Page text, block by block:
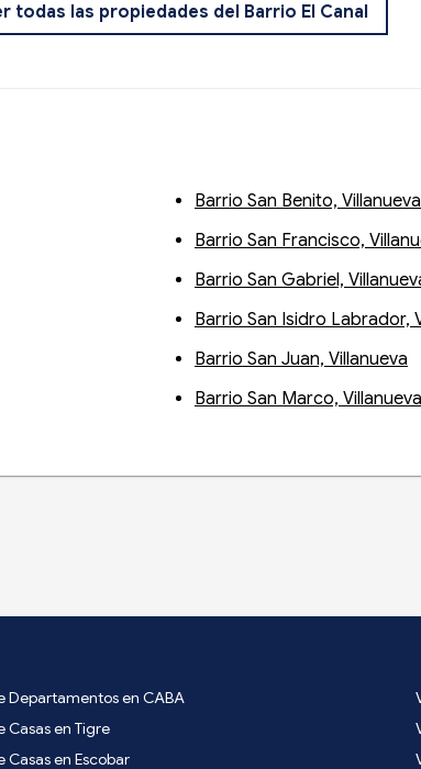
todas las propiedades del Barrio El Canal
Barrio San Benito, Villanueva
Barrio San Francisco,
Barrio San Gabriel,
Barrio San Isidro Labrador,
Barrio San Juan, Villanueva
Barrio San Marco, Villanueva
Departamentos en CABA
Casas en Tigre
Casas en Escobar